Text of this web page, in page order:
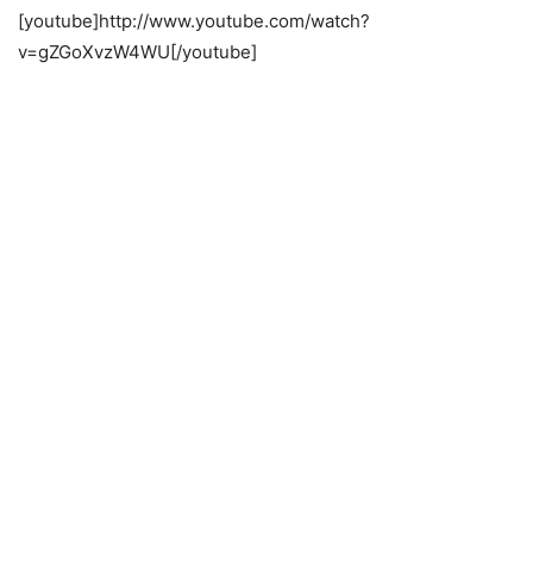
[youtube]http://www.youtube.com/watch?
v=gZGoXvzW4WU[/youtube]